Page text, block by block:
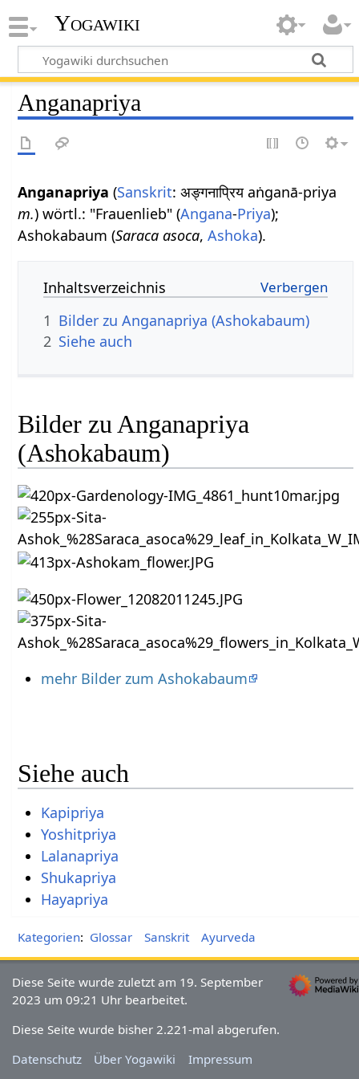
Yogawiki
Anganapriya
Anganapriya (Sanskrit: अङ्गनाप्रिय aṅganā-priya
m.) wörtl.: "Frauenlieb" (Angana-Priya);
Ashokabaum (Saraca asoca,Ashoka).
Inhaltsverzeichnis
1 Bilder zu Anganapriya (Ashokabaum)
2 Siehe auch
Bilder zu Anganapriya
(Ashokabaum)
mehr Bilder zum Ashokabaum
Siehe auch
Kapipriya
Yoshitpriya
Lalanapriya
Shukapriya
Hayapriya
Kategorien: Glossar Sanskrit Ayurveda
Diese Seite wurde zuletzt am 19. September
2023 um 09:21 Uhr bearbeitet.
Diese Seite wurde bisher 2.221-mal abgerufen.
Datenschutz
Über Yogawiki Impressum